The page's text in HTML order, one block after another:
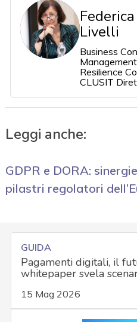
Livelli
Business
Resilience
CLUSIT
Leggi anche:
GDPR e DORA:
pilastri regolatori
GUIDA
Pagamenti digitali, il
whitepaper svela
15 Mag 2026